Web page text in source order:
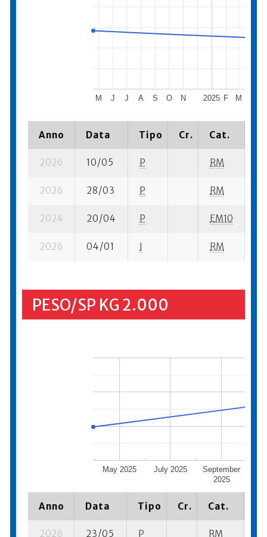
2025
M J J A S O N F M
Anno Data Tipo Cr. Cat.
2026 10/05 P RM
2026 28/03 P RM
2024 20/04 P EM10
2026 04/01 I RM
PESO/SP KG 2.000
May 2025 July 2025
September
2025
Anno Data Tipo Cr. Cat.
2026 23/05 P RM